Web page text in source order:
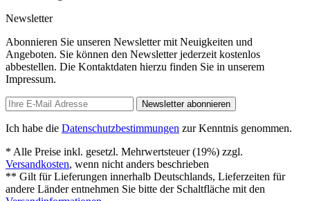
Newsletter
Abonnieren Sie unseren Newsletter mit Neuigkeiten und
Angeboten. Sie können den Newsletter jederzeit kostenlos
abbestellen. Die Kontaktdaten hierzu finden Sie in unserem
Impressum.
Newsletter abonnieren
Ich habe die Datenschutzbestimmungen zur Kenntnis genommen.
* Alle Preise inkl. gesetzl. Mehrwertsteuer (19%) zzgl.
Versandkosten, wenn nicht anders beschrieben
** Gilt für Lieferungen innerhalb Deutschlands, Lieferzeiten für
andere Länder entnehmen Sie bitte der Schaltfläche mit den